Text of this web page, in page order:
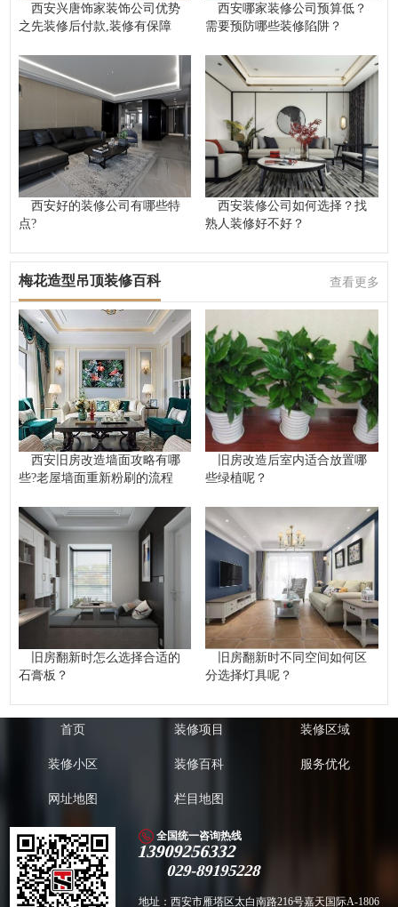
西安兴唐饰家装饰公司优势
之先装修后付款,装修有保障
西安哪家装修公司预算低？
需要预防哪些装修陷阱？
西安好的装修公司有哪些特
点?
西安装修公司如何选择？找
熟人装修好不好？
梅花造型吊顶装修百科 查看更多
西安旧房改造墙面攻略有哪
些?老屋墙面重新粉刷的流程
旧房改造后室内适合放置哪
些绿植呢？
旧房翻新时怎么选择合适的
石膏板？
旧房翻新时不同空间如何区
分选择灯具呢？
首页 装修项目 装修区域
装修小区 装修百科 服务优化
网址地图 栏目地图
全国统一咨询热线
13909256332
029-89195228
地址：西安市雁塔区太白南路216号嘉天国际A-1806